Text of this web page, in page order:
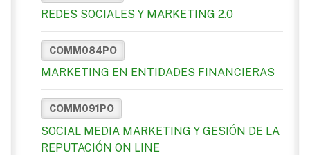
REDES SOCIALES Y MARKETING 2.0
COMM084PO
MARKETING EN ENTIDADES FINANCIERAS
COMM091PO
SOCIAL MEDIA MARKETING Y GESIÓN DE LA
REPUTACIÓN ON LINE